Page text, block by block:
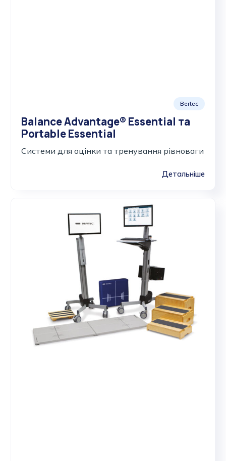
Bertec
Balance Advantage® Essential та
Portable Essential
Cистеми для оцінки та тренування рівноваги
Детальніше